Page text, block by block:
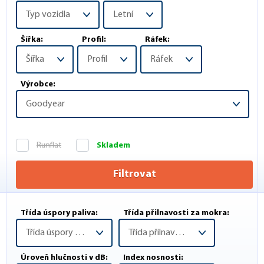
Typ vozidla Letní
Šířka:
Šířka
Profil:
Profil
Ráfek:
Ráfek
Výrobce:
Goodyear
Runflat Skladem
Filtrovat
Třída úspory paliva:
Třída úspory paliva
Třída přilnavosti za mokra:
Třída přilnavosti za mokra
Úroveň hlučnosti v dB: Index nosnosti: